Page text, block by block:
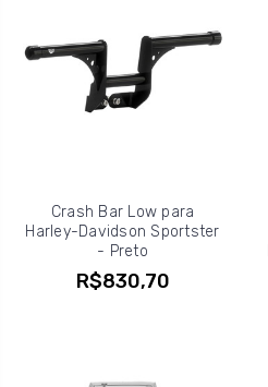
Crash Bar Low para
Harley-Davidson Sportster
- Preto
R$830,70